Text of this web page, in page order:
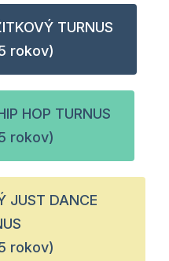
TURNUS
rokov)
HOP TURNUS
rokov)
JUST DANCE
rokov)